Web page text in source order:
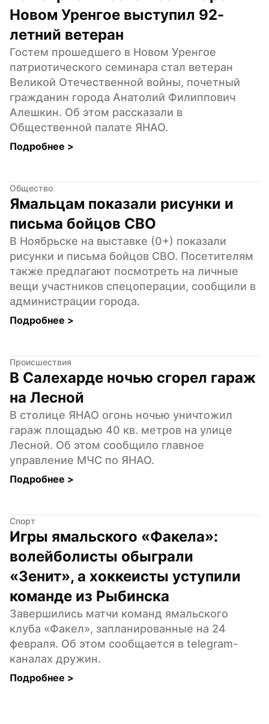
Новом Уренгое выступил 92-
летний ветеран
Гостем прошедшего в Новом Уренгое
патриотического семинара стал ветеран
Великой Отечественной войны, почетный
гражданин города Анатолий Филиппович
Алешкин. Об этом рассказали в
Общественной палате ЯНАО.
Подробнее >
Общество
Ямальцам показали рисунки и
письма бойцов СВО
В Ноябрьске на выставке (0+) показали
рисунки и письма бойцов СВО. Посетителям
также предлагают посмотреть на личные
вещи участников спецоперации, сообщили в
администрации города.
Подробнее >
Происшествия
В Салехарде ночью сгорел гараж
на Лесной
В столице ЯНАО огонь ночью уничтожил
гараж площадью 40 кв. метров на улице
Лесной. Об этом сообщило главное
управление МЧС по ЯНАО.
Подробнее >
Спорт
Игры ямальского «Факела»:
волейболисты обыграли
«Зенит», а хоккеисты уступили
команде из Рыбинска
Завершились матчи команд ямальского
клуба «Факел», запланированные на 24
февраля. Об этом сообщается в telegram-
каналах дружин.
Подробнее >